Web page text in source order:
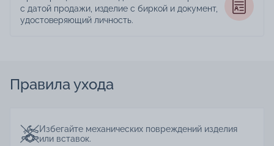
с датой продажи, изделие с биркой и документ,
удостоверяющий личность.
Правила ухода
Избегайте механических повреждений изделия
или вставок.